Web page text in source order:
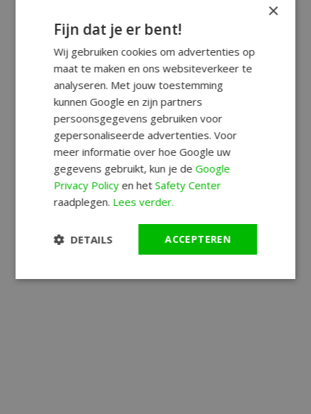
×
Fijn dat je er bent!
Wij gebruiken cookies om advertenties op
maat te maken en ons websiteverkeer te
analyseren. Met jouw toestemming
kunnen Google en zijn partners
persoonsgegevens gebruiken voor
gepersonaliseerde advertenties. Voor
meer informatie over hoe Google uw
gegevens gebruikt, kun je deGoogle
Privacy Policyen hetSafety Center
raadplegen. Lees verder.
ACCEPTEREN
DETAILS